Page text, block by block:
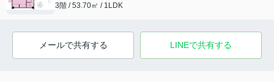
3階 / 53.70㎡ / 1LDK
メールで共有する LINEで共有する